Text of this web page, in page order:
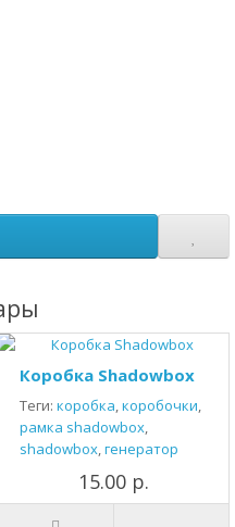
Коробка Shadowbox
Теги: коробка,коробочки,
рамка shadowbox,
shadowbox,генератор
15.00 р.